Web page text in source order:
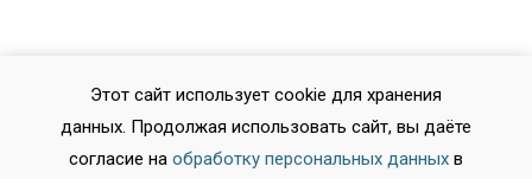
Этот сайт использует cookie для хранения
данных. Продолжая использовать сайт, вы даёте
согласие на обработку персональных данных в